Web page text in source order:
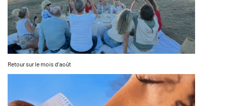
Retour sur le mois d’août